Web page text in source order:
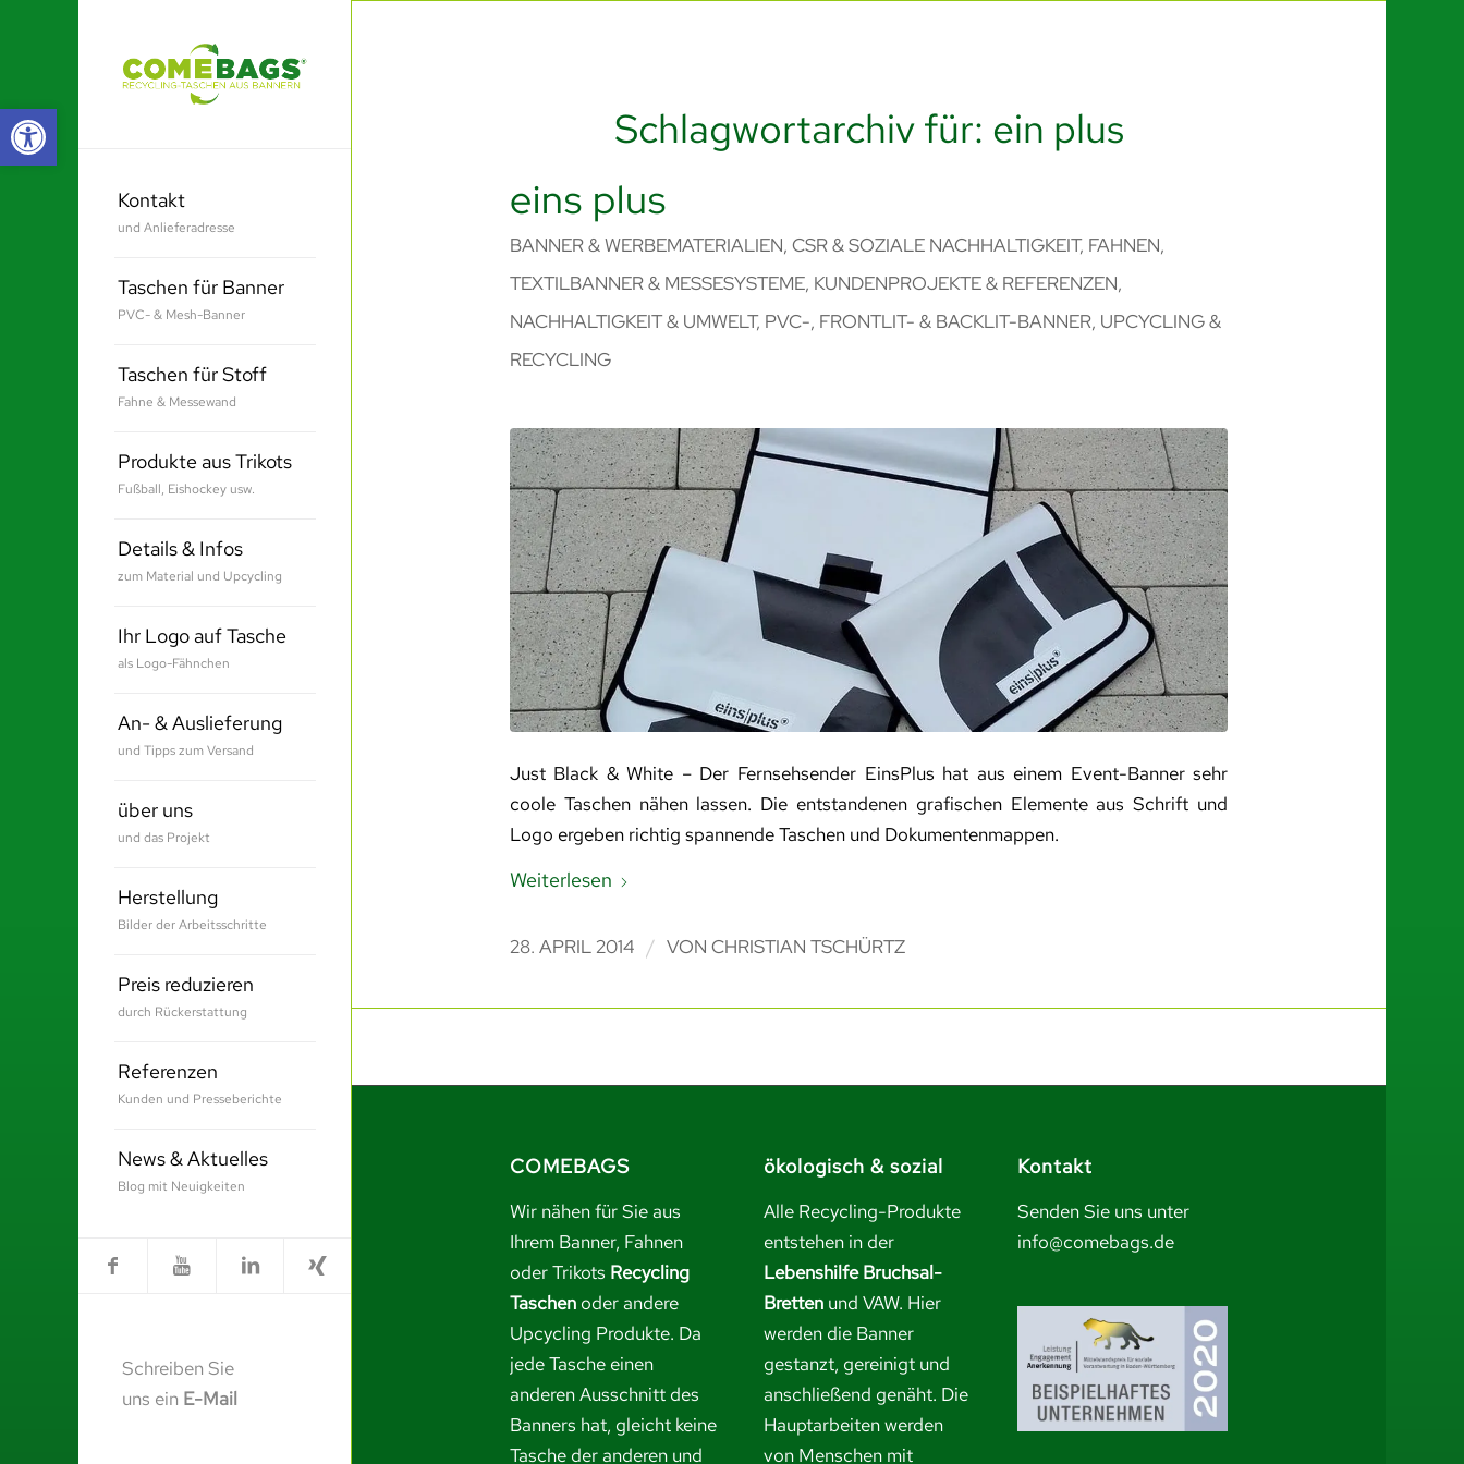
Werkzeugleiste öffnen
Kontakt
und Anlieferadresse
Taschen für Banner
PVC- & Mesh-Banner
Taschen für Stoff
Fahne & Messewand
Produkte aus Trikots
Fußball, Eishockey usw.
Details & Infos
zum Material und Upcycling
Ihr Logo auf Tasche
als Logo-Fähnchen
An- & Auslieferung
und Tipps zum Versand
über uns
und das Projekt
Herstellung
Bilder der Arbeitsschritte
Preis reduzieren
durch Rückerstattung
Referenzen
Kunden und Presseberichte
News & Aktuelles
Blog mit Neuigkeiten
Schreiben Sie
uns ein E-Mail
Schlagwortarchiv für: ein plus
eins plus
BANNER & WERBEMATERIALIEN, CSR & SOZIALE NACHHALTIGKEIT, FAHNEN,
TEXTILBANNER & MESSESYSTEME, KUNDENPROJEKTE & REFERENZEN,
NACHHALTIGKEIT & UMWELT, PVC-, FRONTLIT- & BACKLIT-BANNER, UPCYCLING &
RECYCLING
Just Black & White – Der Fernsehsender EinsPlus hat aus einem Event-Banner sehr
coole Taschen nähen lassen. Die entstandenen grafischen Elemente aus Schrift und
Logo ergeben richtig spannende Taschen und Dokumentenmappen.
Weiterlesen
28. APRIL 2014 / VON CHRISTIAN TSCHÜRTZ
COMEBAGS
Wir nähen für Sie aus
Ihrem Banner, Fahnen
oder Trikots Recycling
Taschenoder andere
Upcycling Produkte. Da
jede Tasche einen
anderen Ausschnitt des
Banners hat, gleicht keine
Tasche der anderen und
ökologisch & sozial
Alle Recycling-Produkte
entstehen in der
Lebenshilfe Bruchsal-
Bretten und VAW. Hier
werden die Banner
gestanzt, gereinigt und
anschließend genäht. Die
Hauptarbeiten werden
von Menschen mit
Kontakt
Senden Sie uns unter
info@comebags.de